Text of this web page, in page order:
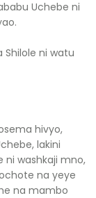
Uchebe ni
Shilole ni watu
hivyo,
lakini
ni washkaji mno,
na yeye
na mambo